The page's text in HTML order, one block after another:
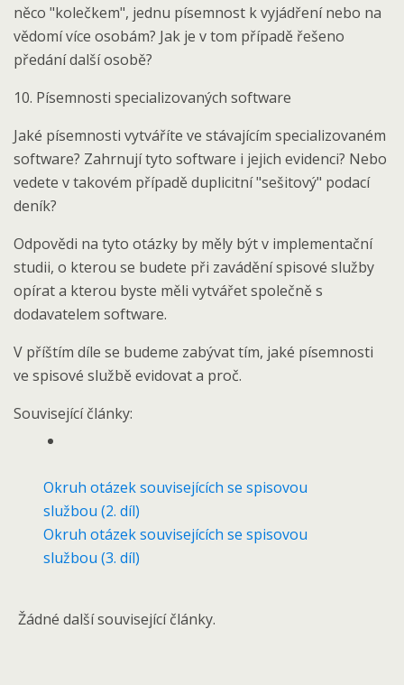
něco "kolečkem", jednu písemnost k vyjádření nebo na
vědomí více osobám? Jak je v tom případě řešeno
předání další osobě?
10. Písemnosti specializovaných software
Jaké písemnosti vytváříte ve stávajícím specializovaném
software? Zahrnují tyto software i jejich evidenci? Nebo
vedete v takovém případě duplicitní "sešitový" podací
deník?
Odpovědi na tyto otázky by měly být v implementační
studii, o kterou se budete při zavádění spisové služby
opírat a kterou byste měli vytvářet společně s
dodavatelem software.
V příštím díle se budeme zabývat tím, jaké písemnosti
ve spisové službě evidovat a proč.
Související články:
Okruh otázek souvisejících se spisovou
službou (2. díl)
Okruh otázek souvisejících se spisovou
službou (3. díl)
Žádné další související články.